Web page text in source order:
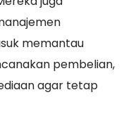
memantau
pembelian,
agar tetap